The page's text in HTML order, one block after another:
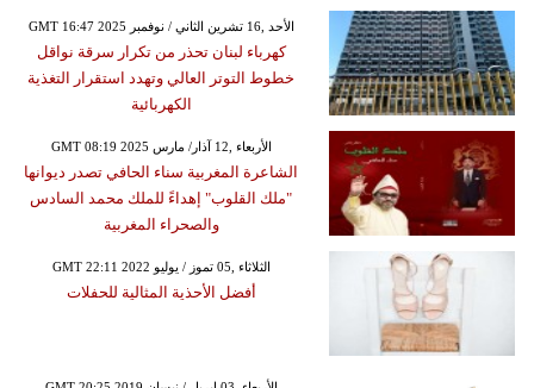
GMT 16:47 2025 الأحد ,16 تشرين الثاني / نوفمبر
كهرباء لبنان تحذر من تكرار سرقة نواقل
خطوط التوتر العالي وتهدد استقرار التغذية
الكهربائية
GMT 08:19 2025 الأربعاء ,12 آذار/ مارس
الشاعرة المغربية سناء الحافي تصدر ديوانها
"ملك القلوب" إهداءً للملك محمد السادس
والصحراء المغربية
GMT 22:11 2022 الثلاثاء ,05 تموز / يوليو
أفضل الأحذية المثالية للحفلات